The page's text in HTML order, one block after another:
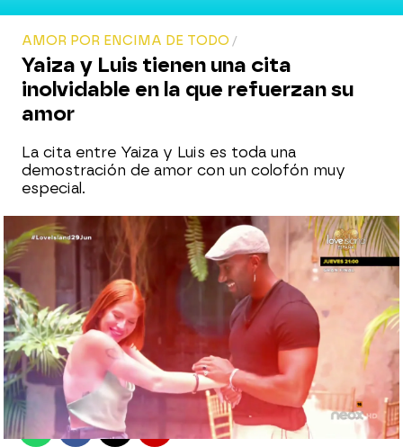
AMOR POR ENCIMA DE TODO
Yaiza y Luis tienen una cita
inolvidable en la que refuerzan su
amor
La cita entre Yaiza y Luis es toda una
demostración de amor con un colofón muy
especial.
Love Island
Madrid
Publicado:29 de junio de 2022, 21:43
WhatsappFacebook
X Flipboard